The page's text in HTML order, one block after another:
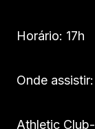
Horário: 17h
Onde
Athletic